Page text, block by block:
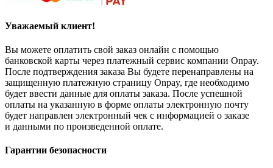
Уважаемый клиент!
Вы можете оплатить свой заказ онлайн с помощью
банковской карты через платежный сервис компании Onpay.
После подтверждения заказа Вы будете перенаправлены на
защищенную платежную страницу Onpay, где необходимо
будет ввести данные для оплаты заказа. После успешной
оплаты на указанную в форме оплаты электронную почту
будет направлен электронный чек с информацией о заказе
и данными по произведенной оплате.
Гарантии безопасности